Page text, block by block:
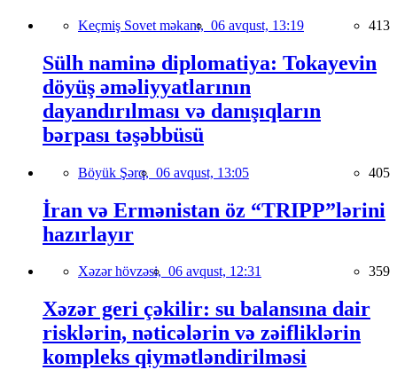
Keçmiş Sovet məkanı, 06 avqust, 13:19 413
Sülh naminə diplomatiya: Tokayevin
döyüş əməliyyatlarının
dayandırılması və danışıqların
bərpası təşəbbüsü
Böyük Şərq, 06 avqust, 13:05 405
İran və Ermənistan öz “TRIPP”lərini
hazırlayır
Xəzər hövzəsi, 06 avqust, 12:31 359
Xəzər geri çəkilir: su balansına dair
risklərin, nəticələrin və zəifliklərin
kompleks qiymətləndirilməsi